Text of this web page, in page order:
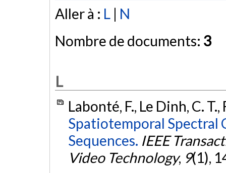
Aller à : L | N
Nombre de documents: 3
L
Labonté, F., Le Dinh, C.
Spatiotemporal Spectral
Sequences. IEEE
Video Technology, 9(1),